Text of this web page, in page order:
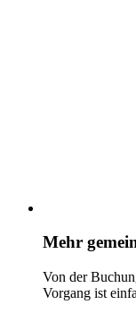
Mehr
Von der
Vorgang ist